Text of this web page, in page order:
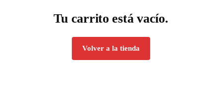
Tu carrito está vacío.
Volver a la tienda